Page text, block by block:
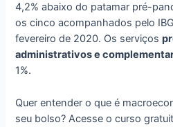
4,2% abaixo do patamar pré-
os cinco acompanhados pelo
fevereiro de 2020. Os serviços
administrativos e
1%.
Quer entender o que é
seu bolso? Acesse o curso